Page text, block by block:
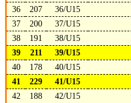
36
207 36/U15
37
200 37/U15
38
191 38/U15
39
211 39/U15
40
178 40/U15
41
229 41/U15
42
188 42/U15